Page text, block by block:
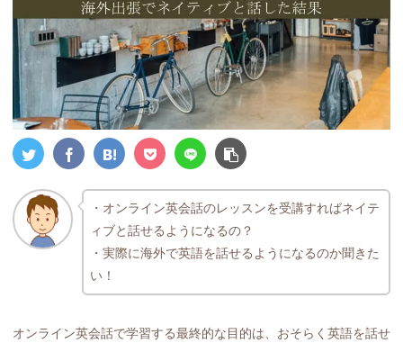
・オンライン英会話のレッスンを受講すればネイテ
ィブと話せるようになるの？
・実際に海外で英語を話せるようになるのか聞きた
い！
オンライン英会話で学習する最終的な目的は、おそらく英語を話せ